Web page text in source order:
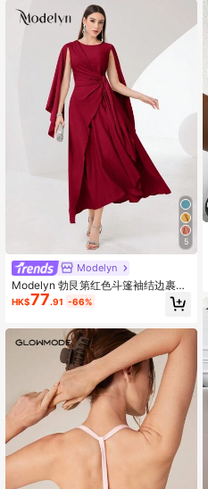
5
Modelyn
Modelyn 勃艮第红色斗篷袖结边裹身
下摆端庄连衣裙长款晚礼服
HK$77.91 -66%